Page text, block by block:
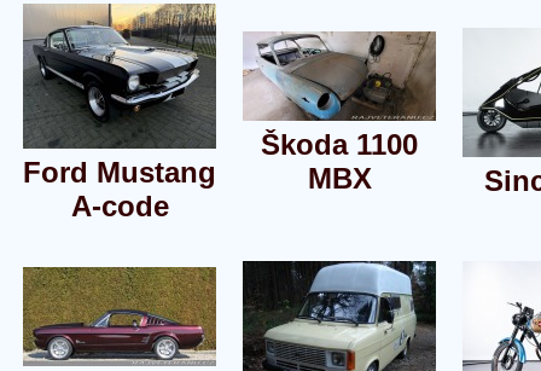
Ford Mustang
A-code
Škoda 1100
MBX